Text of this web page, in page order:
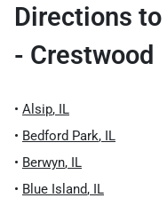
Directions to
- Crestwood
• Alsip, IL
• Bedford Park, IL
• Berwyn, IL
• Blue Island, IL